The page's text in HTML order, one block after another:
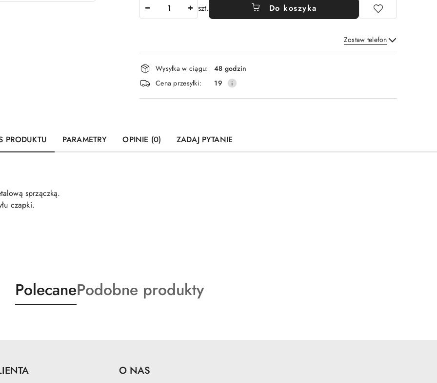
szt. Do koszyka
Zostaw telefon
Wyślij
Dostępność
i
dostawa
Wysyłka w ciągu:
48 godzin
Cena przesyłki:
19
PRODUKTU PARAMETRY OPINIE (0) ZADAJ PYTANIE
sprzączką.
czapki.
Produkty
o
PolecaneProdukty
o
Podobne produkty
O NAS